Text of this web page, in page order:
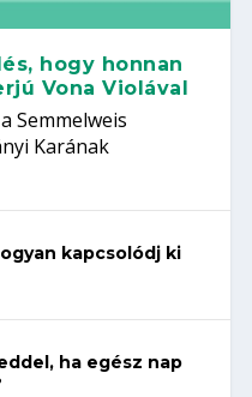
hogy honnan
Vona Violával
Semmelweis
Karának
kapcsolódj ki
ha egész nap